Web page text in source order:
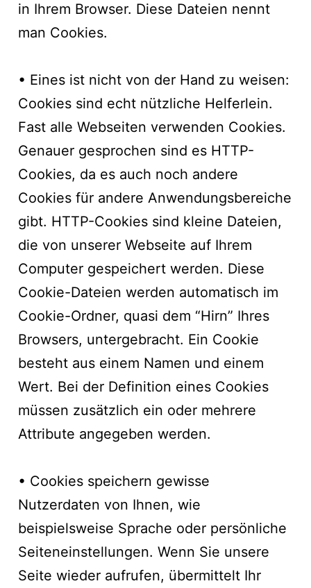
in Ihrem Browser. Diese Dateien nennt
man Cookies.
• Eines ist nicht von der Hand zu weisen:
Cookies sind echt nützliche Helferlein.
Fast alle Webseiten verwenden Cookies.
Genauer gesprochen sind es HTTP-
Cookies, da es auch noch andere
Cookies für andere Anwendungsbereiche
gibt. HTTP-Cookies sind kleine Dateien,
die von unserer Webseite auf Ihrem
Computer gespeichert werden. Diese
Cookie-Dateien werden automatisch im
Cookie-Ordner, quasi dem “Hirn” Ihres
Browsers, untergebracht. Ein Cookie
besteht aus einem Namen und einem
Wert. Bei der Definition eines Cookies
müssen zusätzlich ein oder mehrere
Attribute angegeben werden.
• Cookies speichern gewisse
Nutzerdaten von Ihnen, wie
beispielsweise Sprache oder persönliche
Seiteneinstellungen. Wenn Sie unsere
Seite wieder aufrufen, übermittelt Ihr